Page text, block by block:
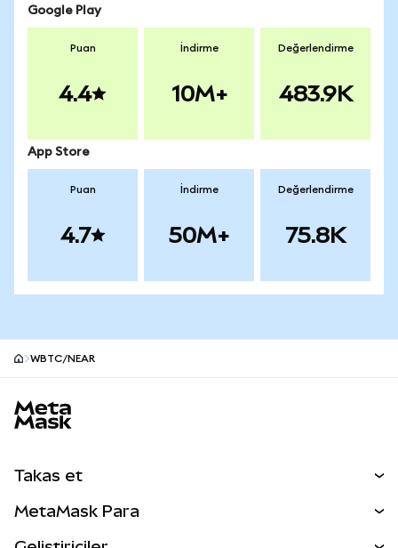
Google Play
Puan
4.4
İndirme
10M+
Değerlendirme
483.9K
App Store
Puan
4.7
İndirme
50M+
Değerlendirme
75.8K
WBTC/NEAR
Takas et
MetaMask Para